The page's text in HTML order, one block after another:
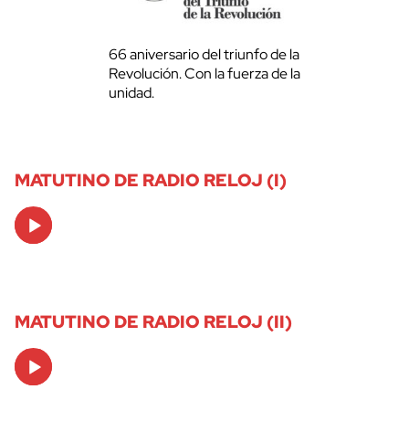
66 aniversario del triunfo de la
Revolución. Con la fuerza de la
unidad.
MATUTINO DE RADIO RELOJ (I)
Audio
Player
MATUTINO DE RADIO RELOJ (II)
Audio
Player